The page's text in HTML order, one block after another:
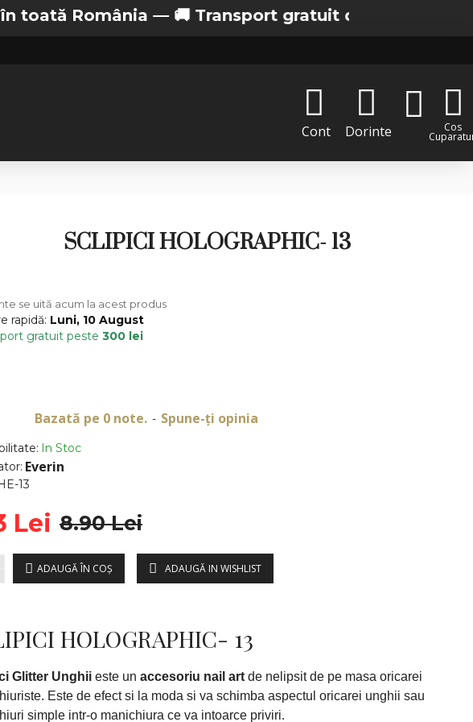
România —🚚 Transport gratuit de la 200 lei in
Cont
Dorinte Cos
SCLIPICI HOLOGRAPHIC- 13
In Stoc
Everin
13
Bazată pe 0 note. - Spune-ţi opinia
Lei 8.90 Lei
ADAUGĂ ÎN COŞ ADAUGĂ IN WISHLIST
se uită acum la acest produs
rapidă: Luni, 10 August
gratuit peste 300 lei
HOLOGRAPHIC- 13
Glitter Unghii este un accesoriu nail art de nelipsit de pe masa oricarei
Este de efect si la moda si va schimba aspectul oricarei unghii sau
simple intr-o manichiura ce va intoarce priviri.